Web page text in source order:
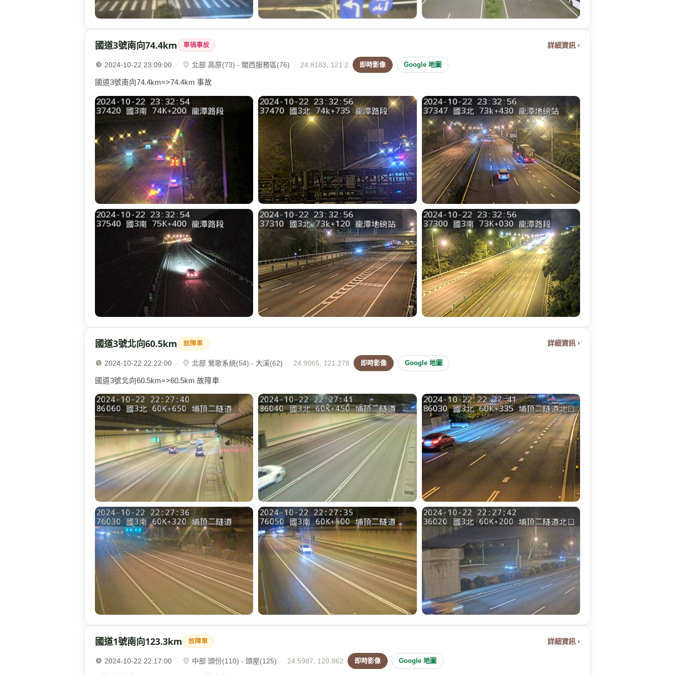
國道3號南向74.4km 車禍事故 詳細資訊 ›
2024-10-22 23:09:00 · 北部 高原(73) - 關西服務區(76) · 24.8183, 121.2 即時影像 Google 地圖
國道3號南向74.4km=>74.4km 事故
國道3號北向60.5km 故障車 詳細資訊 ›
2024-10-22 22:22:00 · 北部 鶯歌系統(54) - 大溪(62) · 24.9065, 121.278 即時影像 Google 地圖
國道3號北向60.5km=>60.5km 故障車
國道1號南向123.3km 故障車 詳細資訊 ›
2024-10-22 22:17:00 · 中部 頭份(110) - 頭屋(125) · 24.5987, 120.862 即時影像 Google 地圖